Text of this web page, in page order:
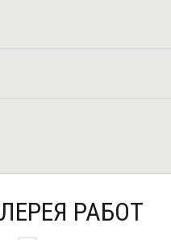
РАБОТ